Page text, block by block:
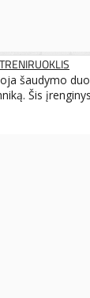
šaudymo
Šis